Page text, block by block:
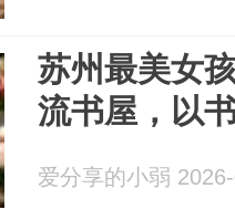
苏州最美女
流书屋，以
爱分享的小弱